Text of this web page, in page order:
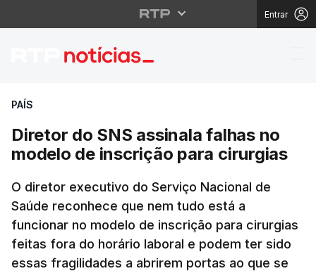
Entrar
Diretor do SNS
PAÍS
Diretor do SNS assinala falhas no
modelo de inscrição para cirurgias
O diretor executivo do Serviço Nacional de
Saúde reconhece que nem tudo está a
funcionar no modelo de inscrição para cirurgias
feitas fora do horário laboral e podem ter sido
essas fragilidades a abrirem portas ao que se